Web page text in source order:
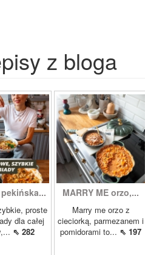
z bloga
proste
dla całej
⇖ 282
MARRY ME orzo,...
Marry me orzo z
cieciorką, parmezanem i
pomidorami to... ⇖ 197